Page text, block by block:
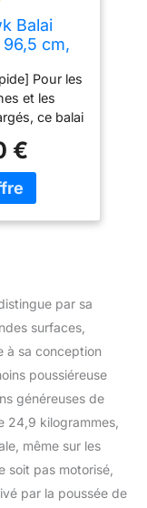
Balai
cm,
latéral
la
et l'herbe
Pour les
et les
ce balai
aidant à
surface
peut être
et à
des
il est
pour
dans et
pour
en
€
par sa
surfaces,
à sa conception
poussiéreuse
généreuses de
kilogrammes,
même sur les
soit pas motorisé,
par la poussée de